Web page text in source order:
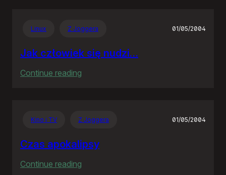
Linux Z Joggera 01/05/2004
Jak człowiek się nudzi…
Continue reading
nudzi…
Kino i TV Z Joggera 01/05/2004
Czas apokalipsy
Continue reading